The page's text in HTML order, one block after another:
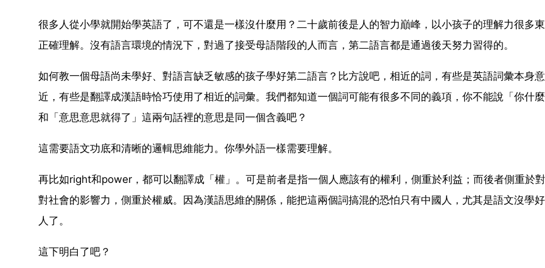
很多人從小學就開始學英語了，可不還是一樣沒什麼用？二十歲前後是人的智力巔峰，以小孩子的理解力很多
正確理解。沒有語言環境的情況下，對過了接受母語階段的人而言，第二語言都是通過後天努力習得的。
如何教一個母語尚未學好、對語言缺乏敏感的孩子學好第二語言？比方說吧，相近的詞，有些是英語詞彙本身
近，有些是翻譯成漢語時恰巧使用了相近的詞彙。我們都知道一個詞可能有很多不同的義項，你不能說「你什
和「意思意思就得了」這兩句話裡的意思是同一個含義吧？
這需要語文功底和清晰的邏輯思維能力。你學外語一樣需要理解。
再比如right和power，都可以翻譯成「權」。可是前者是指一個人應該有的權利，側重於利益；而後者側重於
對社會的影響力，側重於權威。因為漢語思維的關係，能把這兩個詞搞混的恐怕只有中國人，尤其是語文沒學
人了。
這下明白了吧？